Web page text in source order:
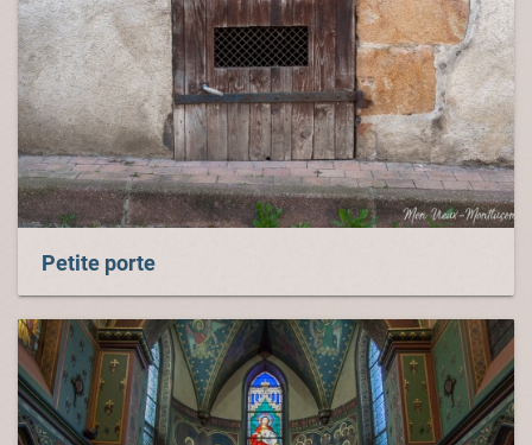
Petite porte